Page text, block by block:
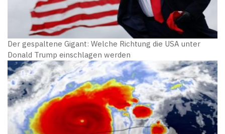
Der gespaltene Gigant: Welche Richtung die USA unter
Donald Trump einschlagen werden